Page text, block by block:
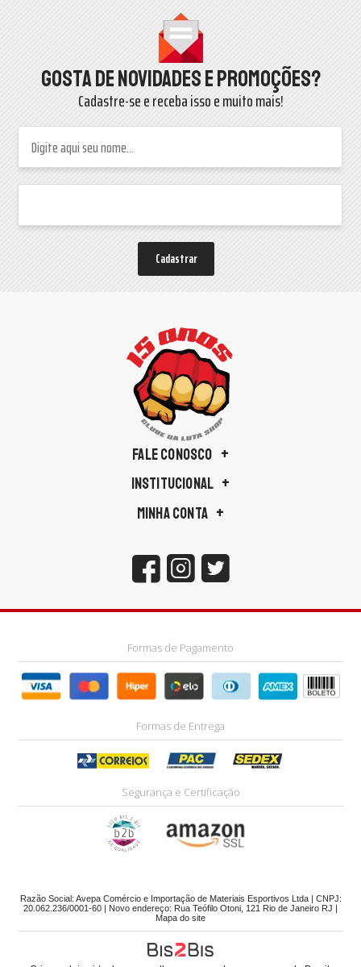
Gosta de novidades e promoções?
Cadastre-se e receba isso e muito mais!
Cadastrar
FALE CONOSCO
INSTITUCIONAL
MINHA CONTA
Formas de Pagamento
Formas de Entrega
Segurança e Certificação
Razão Social: Avepa Comércio e Importação de Materiais Esportivos Ltda | CNPJ:
20.062.236/0001-60 | Novo endereço: Rua Teófilo Otoni, 121 Rio de Janeiro RJ |
Mapa do site